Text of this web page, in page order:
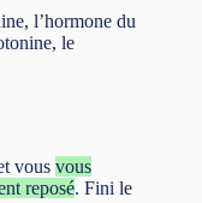
l’hormone du
le
vous vous
reposé. Fini le